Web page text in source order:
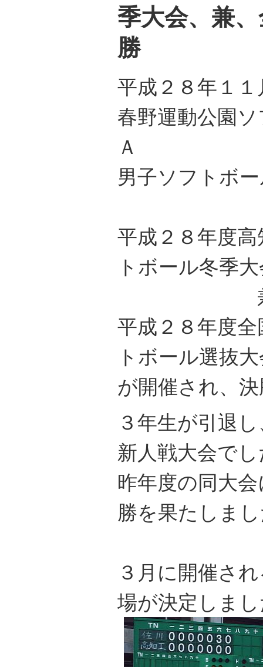
季大会、兼
勝
平成２８年１
春野運動公園
Ａ
男子ソフトボ
平成２８年度
トボール冬季
兼
平成２８年度
トボール選抜
が開催され、
３年生が引退
新人戦大会で
昨年度の同大
勝を果たしま
３月に開催さ
場が決定しま